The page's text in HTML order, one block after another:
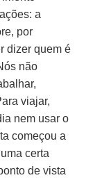
a
por
dizer quem é
não
viajar,
nem usar o
começou a
certa
de vista